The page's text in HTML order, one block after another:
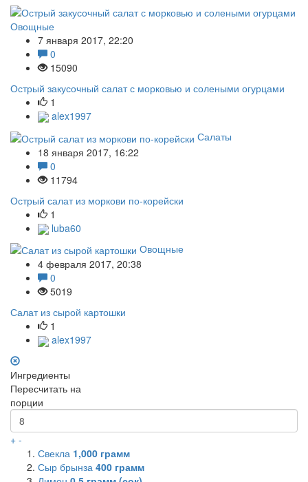
Овощные
7 января 2017, 22:20
0
15090
Острый закусочный салат с морковью и солеными огурцами
1
alex1997
Салаты
18 января 2017, 16:22
0
11794
Острый салат из моркови по-корейски
1
luba60
Овощные
4 февраля 2017, 20:38
0
5019
Салат из сырой картошки
1
alex1997
Ингредиенты
Пересчитать на
порции
+ -
Свекла 1,000 грамм
Сыр брынза 400 грамм